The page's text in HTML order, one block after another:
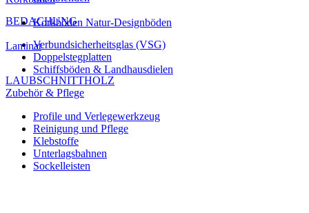
BEDACHUNG
Verbundsicherheitsglas (VSG)
Doppelstegplatten
LAUBSCHNITTHOLZ
Korkböden Natur-Designböden
Laminat
Schiffsböden & Landhausdielen
Zubehör & Pflege
Profile und Verlegewerkzeug
Reinigung und Pflege
Klebstoffe
Unterlagsbahnen
Sockelleisten